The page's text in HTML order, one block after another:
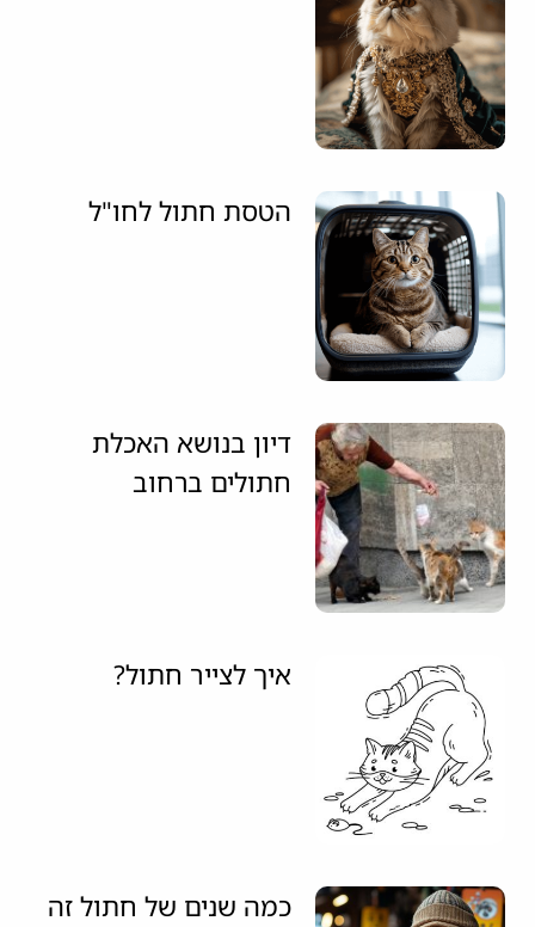
הטסת חתול לחו"ל
דיון בנושא האכלת
חתולים ברחוב
איך לצייר חתול?
כמה שנים של חתול זה